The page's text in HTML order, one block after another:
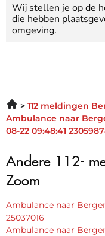
Wij stellen je op de
die hebben
omgeving.
112 meldingen
Ambulance naar
08-22 09:48:41
Andere 112-
Zoom
Ambulance naar
25037016
Ambulance naar